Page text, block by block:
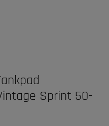
Sprint 50-